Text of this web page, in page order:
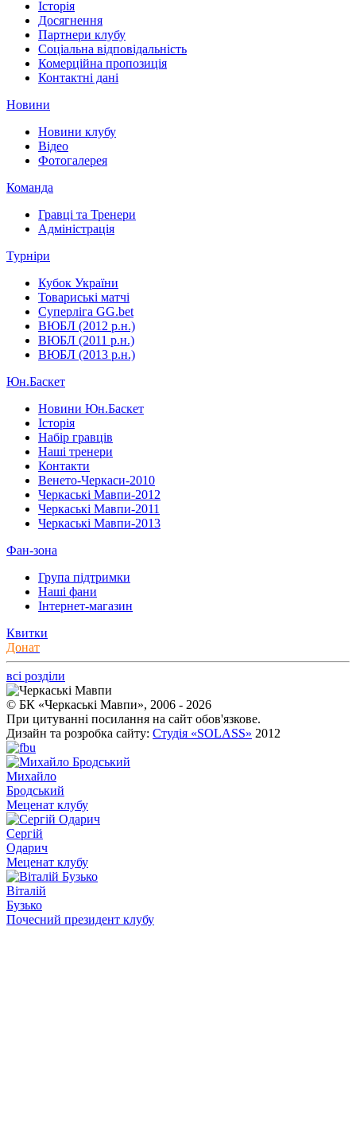
Історія
Досягнення
Партнери клубу
Соціальна відповідальність
Комерційна пропозиція
Контактні дані
Новини
Новини клубу
Відео
Фотогалерея
Команда
Гравці та Тренери
Адміністрація
Турніри
Кубок України
Товариські матчі
Суперліга GG.bet
ВЮБЛ (2012 р.н.)
ВЮБЛ (2011 р.н.)
ВЮБЛ (2013 р.н.)
Юн.Баскет
Новини Юн.Баскет
Історія
Набір гравців
Наші тренери
Контакти
Венето-Черкаси-2010
Черкаські Мавпи-2012
Черкаські Мавпи-2011
Черкаські Мавпи-2013
Фан-зона
Група підтримки
Наші фани
Інтернет-магазин
Квитки
Донат
всі розділи
© БК «Черкаські Мавпи», 2006 - 2026
При цитуванні посилання на сайт обов'язкове.
Дизайн та розробка сайту: Студія «SOLASS» 2012
Михайло
Бродський
Меценат клубу
Сергій
Одарич
Меценат клубу
Віталій
Бузько
Почесний президент клубу